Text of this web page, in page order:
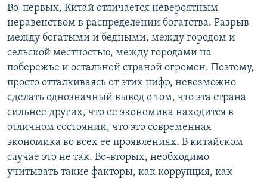
Во-первых, Китай отличается невероятным
неравенством в распределении богатства. Разрыв
между богатыми и бедными, между городом и
сельской местностью, между городами на
побережье и остальной страной огромен. Поэтому,
просто отталкиваясь от этих цифр, невозможно
сделать однозначный вывод о том, что эта страна
сильнее других, что ее экономика находится в
отличном состоянии, что это современная
экономика во всех ее проявлениях. В китайском
случае это не так. Во-вторых, необходимо
учитывать такие факторы, как коррупция, как